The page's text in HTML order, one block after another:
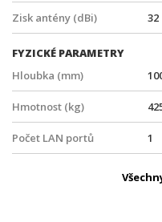
Zisk antény (dBi) 32
FYZICKÉ PARAMETRY
Hloubka (mm)
Hmotnost (kg)
Počet LAN portů 1